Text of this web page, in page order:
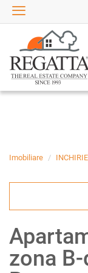
Imobiliare
zona
VANZARE
APARTAMENTE
VANZARE
VANZARE
VANZARE
TERENURI DE
INCHIRIAT